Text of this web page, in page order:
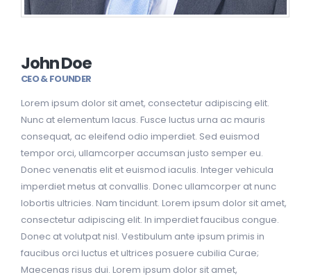
John Doe
CEO & FOUNDER
Lorem ipsum dolor sit amet, consectetur adipiscing elit.
Nunc at elementum lacus. Fusce luctus urna ac mauris
consequat, ac eleifend odio imperdiet. Sed euismod
tempor orci, ullamcorper accumsan justo semper eu.
Donec venenatis elit et euismod iaculis. Integer vehicula
imperdiet metus at convallis. Donec ullamcorper at nunc
lobortis ultricies. Nam tincidunt. Lorem ipsum dolor sit amet,
consectetur adipiscing elit. In imperdiet faucibus congue.
Donec at volutpat nisl. Vestibulum ante ipsum primis in
faucibus orci luctus et ultrices posuere cubilia Curae;
Maecenas risus dui. Lorem ipsum dolor sit amet,